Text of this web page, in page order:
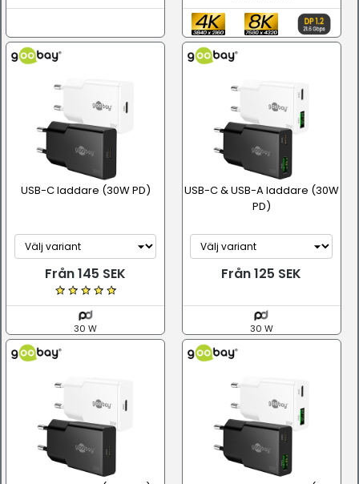
USB-C laddare (30W PD)
Från 145 SEK
30 W
USB-C & USB-A laddare (30W
PD)
Från 125 SEK
30 W